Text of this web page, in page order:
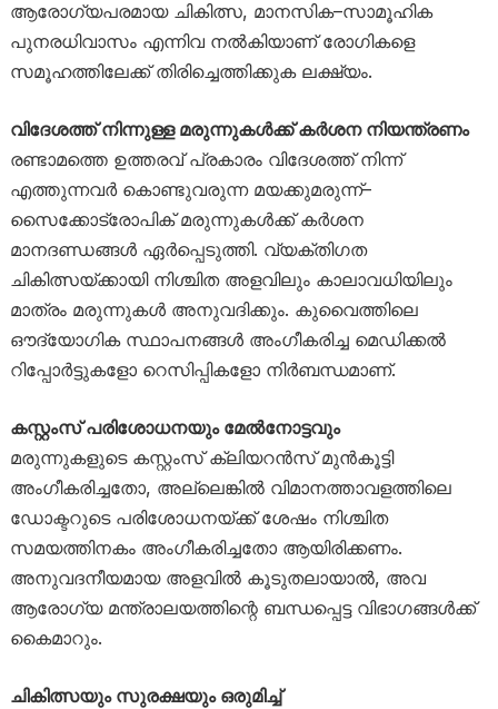
ആരോഗ്യപരമായ ചികിത്സ, മാനസിക–സാമൂഹിക
പുനരധിവാസം എന്നിവ നൽകിയാണ് രോഗികളെ
സമൂഹത്തിലേക്ക് തിരിച്ചെത്തിക്കുക ലക്ഷ്യം.
വിദേശത്ത് നിന്നുള്ള മരുന്നുകൾക്ക് കർശന നിയന്ത്രണം
രണ്ടാമത്തെ ഉത്തരവ് പ്രകാരം വിദേശത്ത് നിന്ന്
എത്തുന്നവർ കൊണ്ടുവരുന്ന മയക്കുമരുന്ന്–
സൈക്കോട്രോപിക് മരുന്നുകൾക്ക് കർശന
മാനദണ്ഡങ്ങൾ ഏർപ്പെടുത്തി. വ്യക്തിഗത
ചികിത്സയ്ക്കായി നിശ്ചിത അളവിലും കാലാവധിയിലും
മാത്രം മരുന്നുകൾ അനുവദിക്കും. കുവൈത്തിലെ
ഔദ്യോഗിക സ്ഥാപനങ്ങൾ അംഗീകരിച്ച മെഡിക്കൽ
റിപ്പോർട്ടുകളോ റെസിപ്പികളോ നിർബന്ധമാണ്.
കസ്റ്റംസ് പരിശോധനയും മേൽനോട്ടവും
മരുന്നുകളുടെ കസ്റ്റംസ് ക്ലിയറൻസ് മുൻകൂട്ടി
അംഗീകരിച്ചതോ, അല്ലെങ്കിൽ വിമാനത്താവളത്തിലെ
ഡോക്ടറുടെ പരിശോധനയ്ക്ക് ശേഷം നിശ്ചിത
സമയത്തിനകം അംഗീകരിച്ചതോ ആയിരിക്കണം.
അനുവദനീയമായ അളവിൽ കൂടുതലായാൽ, അവ
ആരോഗ്യ മന്ത്രാലയത്തിന്റെ ബന്ധപ്പെട്ട വിഭാഗങ്ങൾക്ക്
കൈമാറും.
ചികിത്സയും സുരക്ഷയും ഒരുമിച്ച്